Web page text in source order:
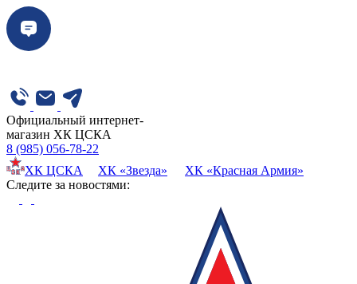
Официальный интернет-
магазин ХК ЦСКА
8 (985) 056-78-22
ХК ЦСКА
ХК «Звезда»
ХК «Красная Армия»
Cледите за новостями: